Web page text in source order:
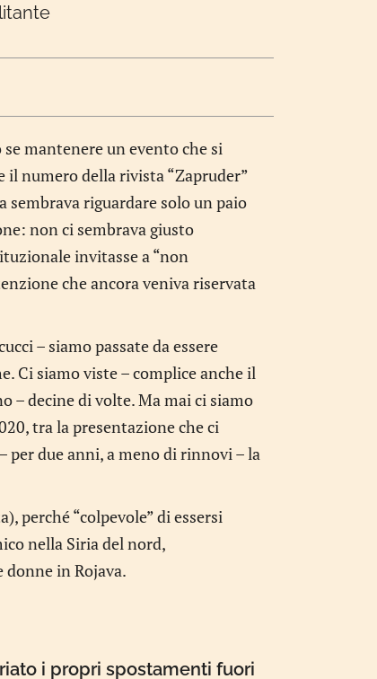
mantenere un evento che si
il numero della rivista “Zapruder”
sembrava riguardare solo un paio
non ci sembrava giusto
invitasse a “non
che ancora veniva riservata
– siamo passate da essere
Ci siamo viste – complice anche il
– decine di volte. Ma mai ci siamo
tra la presentazione che ci
per due anni, a meno di rinnovi – la
perché “colpevole” di essersi
nella Siria del nord,
in Rojava.
i propri spostamenti fuori